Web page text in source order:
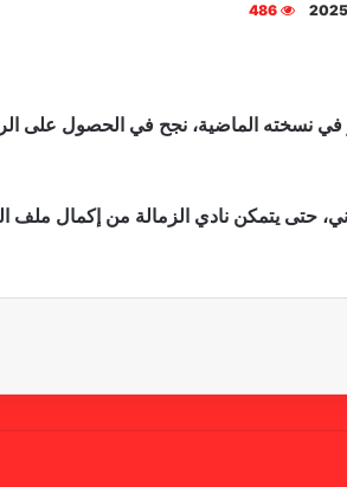
486
في نسخته الماضية، نجح في الحصول على
حتى يتمكن نادي الزمالة من إكمال
كاميرا
على